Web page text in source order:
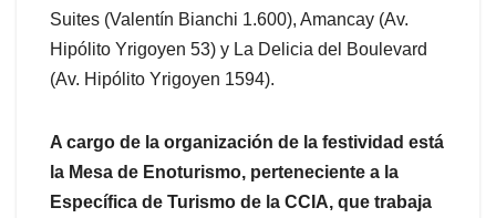
Suites (Valentín Bianchi 1.600), Amancay (Av.
Hipólito Yrigoyen 53) y La Delicia del Boulevard
(Av. Hipólito Yrigoyen 1594).
A cargo de la organización de la festividad está
la Mesa de Enoturismo, perteneciente a la
Específica de Turismo de la CCIA, que trabaja